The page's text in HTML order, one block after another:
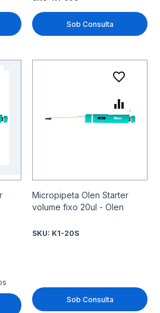
Sob Consulta
à lista de
para Comparar
Micropipeta Olen Starter
volume fixo 20ul - Olen
SKU: K1-20S
Sob Consulta